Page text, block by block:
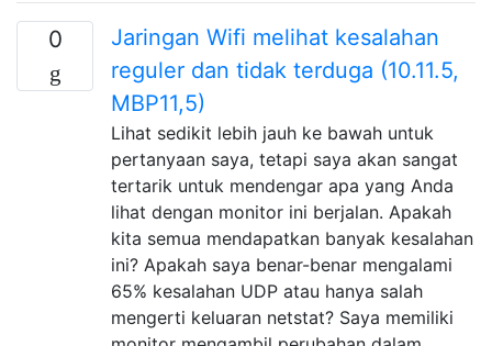
0
Jaringan Wifi melihat kesalahan
reguler dan tidak terduga (10.11.5,
MBP11,5)
Lihat sedikit lebih jauh ke bawah untuk
pertanyaan saya, tetapi saya akan sangat
tertarik untuk mendengar apa yang Anda
lihat dengan monitor ini berjalan. Apakah
kita semua mendapatkan banyak kesalahan
ini? Apakah saya benar-benar mengalami
65% kesalahan UDP atau hanya salah
mengerti keluaran netstat? Saya memiliki